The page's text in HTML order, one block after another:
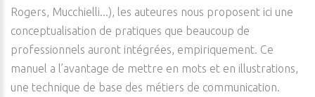
Rogers, Mucchielli...), les auteures nous proposent ici une
conceptualisation de pratiques que beaucoup de
professionnels auront intégrées, empiriquement. Ce
manuel a l’avantage de mettre en mots et en illustrations,
une technique de base des métiers de communication.